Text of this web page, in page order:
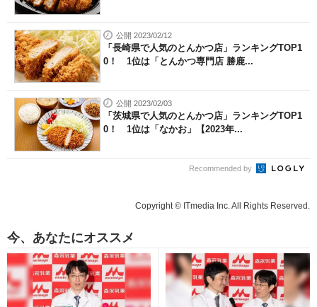
公開 2023/02/12
「長崎県で人気のとんかつ店」ランキングTOP1
0！ 1位は「とんかつ専門店 勝鹿...
公開 2023/02/03
「茨城県で人気のとんかつ店」ランキングTOP1
0！ 1位は「なかお」【2023年...
Recommended by
Copyright © ITmedia Inc. All Rights Reserved.
今、あなたにオススメ